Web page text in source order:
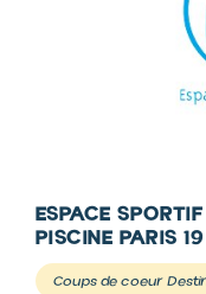
ESPACE
PISCINE PARIS 19
Coups de coeur